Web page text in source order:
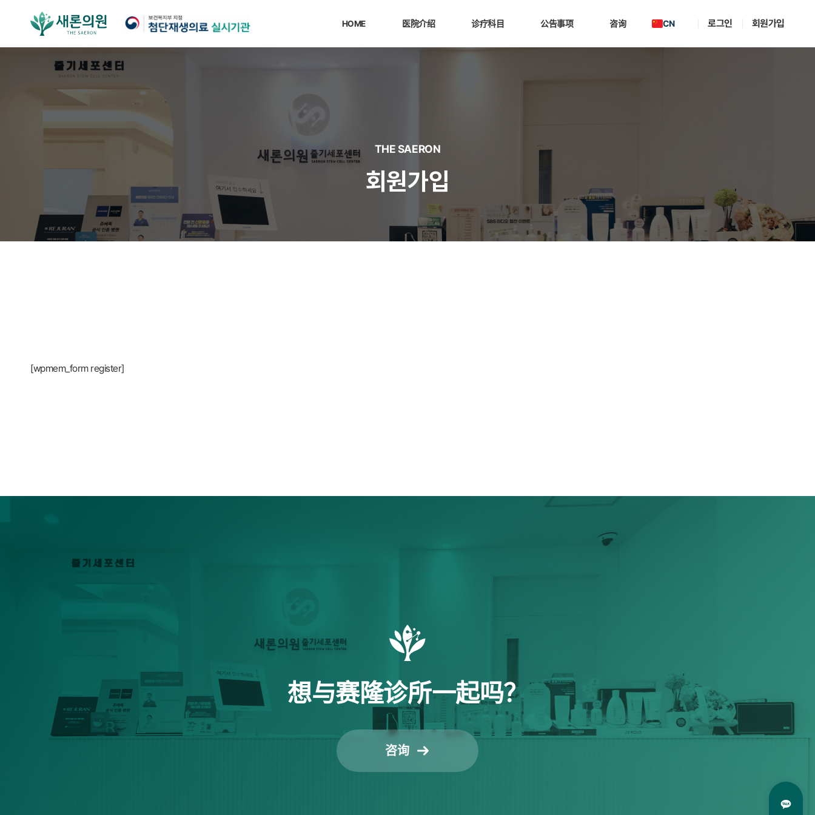
HOME 医院介绍 诊疗科目 公告事项 咨询 CN 로그인 회원가입
THE SAERON
회원가입
[wpmem_form register]
想与赛隆诊所一起吗？
咨询